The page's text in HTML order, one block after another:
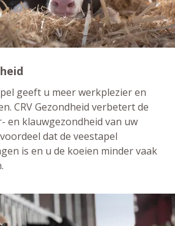
geeft u meer werkplezier en
CRV Gezondheid verbetert de
en klauwgezondheid van uw
dat de veestapel
is en u de koeien minder vaak